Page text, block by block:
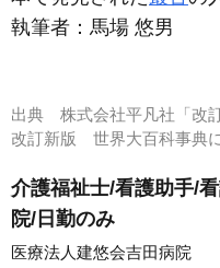
執筆者： 馬場 悠男
出典 株式会社平凡社「改
改訂新版 世界大百科事
介護福祉士/看護助手/
院/日勤のみ
医療法人建悠会吉田病院